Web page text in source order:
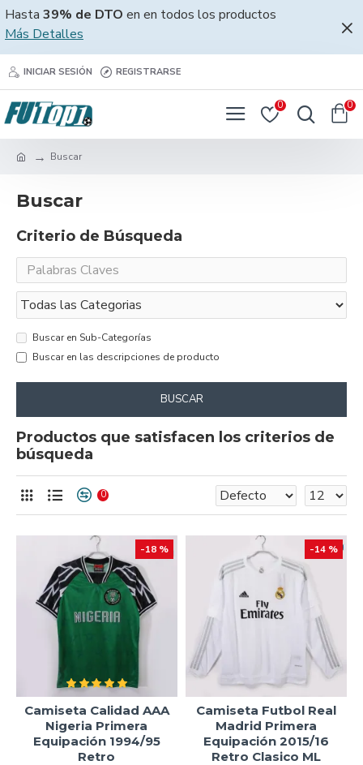
Hasta 39% de DTO en en todos los productos
Más Detalles
INICIAR SESIÓN REGISTRARSE
0 0
Buscar
Buscar
Criterio de Búsqueda
Buscar en Sub-Categorías
Buscar en las descripciones de producto
BUSCAR
Productos que satisfacen los criterios de
búsqueda
0
-18 %
Camiseta Calidad AAA
Nigeria Primera
Equipación 1994/95
Retro
-14 %
Camiseta Futbol Real
Madrid Primera
Equipación 2015/16
Retro Clasico ML